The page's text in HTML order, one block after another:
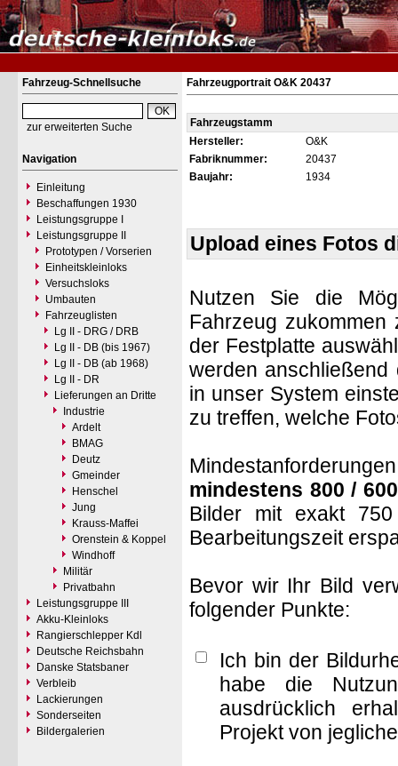
Fahrzeug-Schnellsuche
zur erweiterten Suche
Navigation
Einleitung
Beschaffungen 1930
Leistungsgruppe I
Leistungsgruppe II
Prototypen / Vorserien
Einheitskleinloks
Versuchsloks
Umbauten
Fahrzeuglisten
Lg II - DRG / DRB
Lg II - DB (bis 1967)
Lg II - DB (ab 1968)
Lg II - DR
Lieferungen an Dritte
Industrie
Ardelt
BMAG
Deutz
Gmeinder
Henschel
Jung
Krauss-Maffei
Orenstein & Koppel
Windhoff
Militär
Privatbahn
Leistungsgruppe III
Akku-Kleinloks
Rangierschlepper Kdl
Deutsche Reichsbahn
Danske Statsbaner
Verbleib
Lackierungen
Sonderseiten
Bildergalerien
Fahrzeugportrait O&K 20437
Fahrzeugstamm
Hersteller:
O&K
Fabriknummer:
20437
Baujahr:
1934
Upload eines Fotos
Nutzen Sie die
Fahrzeug
der Festplatte
werden anschließend
in unser System
zu treffen, welche
mindestens 800 /
Bilder mit exakt
Bearbeitungszeit
Bevor wir Ihr Bild
folgender Punkte:
Ich bin der
habe die
ausdrücklich
Projekt von